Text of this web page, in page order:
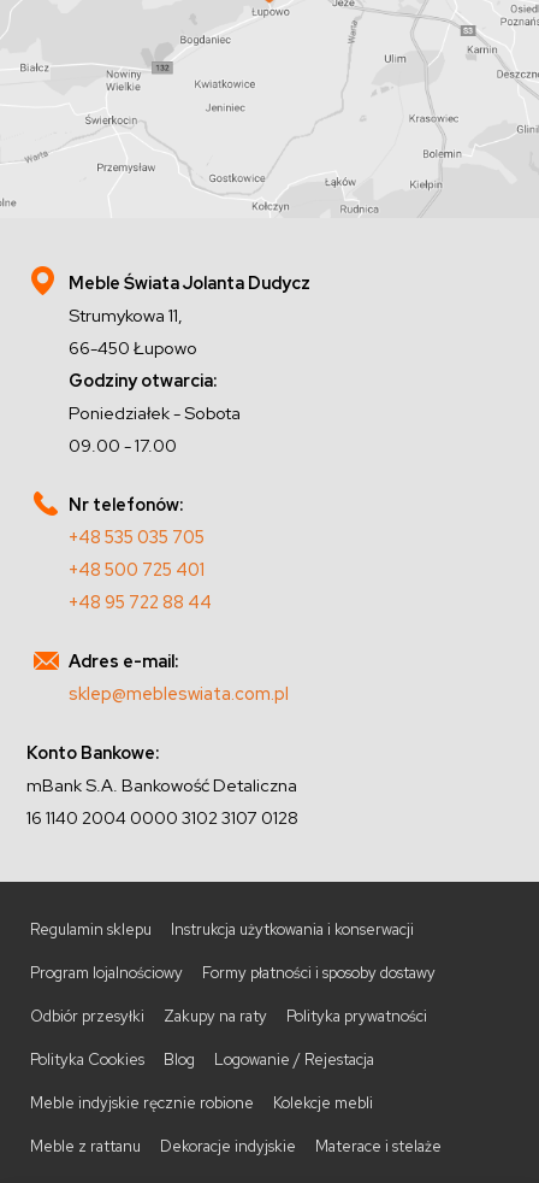
Meble Świata Jolanta Dudycz
Strumykowa 11,
66-450 Łupowo
Godziny otwarcia:
Poniedziałek - Sobota
09.00 - 17.00
Nr telefonów:
+48 535 035 705
+48 500 725 401
+48 95 722 88 44
Adres e-mail:
sklep@mebleswiata.com.pl
Konto Bankowe:
mBank S.A. Bankowość Detaliczna
16 1140 2004 0000 3102 3107 0128
Regulamin sklepu Instrukcja użytkowania i konserwacji
Program lojalnościowy Formy płatności i sposoby dostawy
Odbiór przesyłki Zakupy na raty Polityka prywatności
Polityka Cookies Blog Logowanie / Rejestacja
Meble indyjskie ręcznie robione Kolekcje mebli
Meble z rattanu Dekoracje indyjskie Materace i stelaże